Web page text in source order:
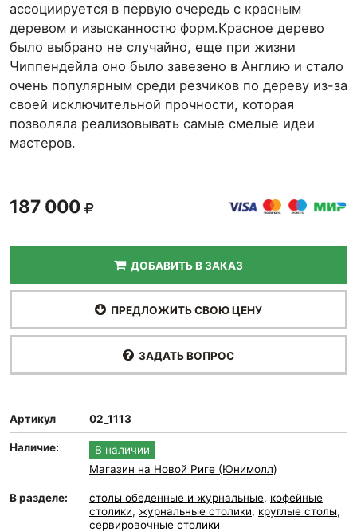
ассоциируется в первую очередь с красным
деревом и изысканностю форм.Красное дерево
было выбрано не случайно, еще при жизни
Чиппендейла оно было завезено в Англию и стало
очень популярным среди резчиков по дереву из-за
своей исключительной прочности, которая
позволяла реализовывать самые смелые идеи
мастеров.
187 000
ДОБАВИТЬ В ЗАКАЗ
ПРЕДЛОЖИТЬ СВОЮ ЦЕНУ
ЗАДАТЬ ВОПРОС
Артикул 02_1113
Наличие:
В наличии
Магазин на Новой Риге (Юнимолл)
В разделе: столы обеденные и журнальные, кофейные
столики, журнальные столики, круглые столы,
сервировочные столики